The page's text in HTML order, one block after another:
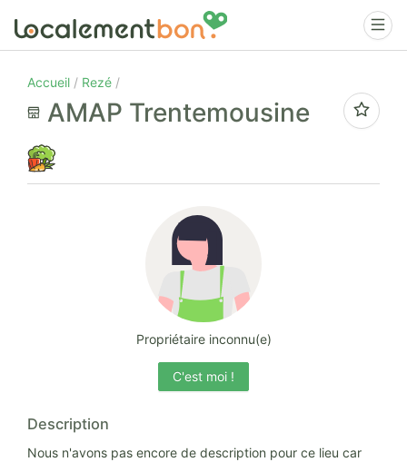
Accueil Rezé
AMAP Trentemousine
Propriétaire inconnu(e)
C'est moi !
Description
Nous n'avons pas encore de description pour ce lieu car